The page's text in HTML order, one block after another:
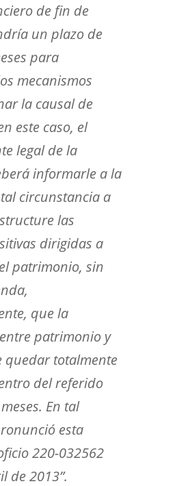
de fin de
un plazo de
para
mecanismos
la causal de
este caso, el
legal de la
informarle a la
circunstancia a
las
dirigidas a
patrimonio, sin
que la
patrimonio y
quedar totalmente
del referido
En tal
esta
220-032562
de 2013”.